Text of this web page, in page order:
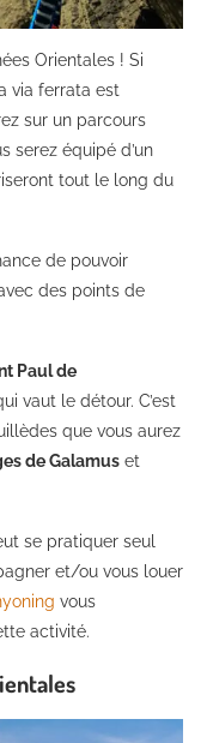
Orientales ! Si
via ferrata est
sur un parcours
serez équipé d’un
tout le long du
de pouvoir
des points de
Paul de
vaut le détour. C’est
que vous aurez
de Galamus et
se pratiquer seul
et/ou vous louer
vous
activité.